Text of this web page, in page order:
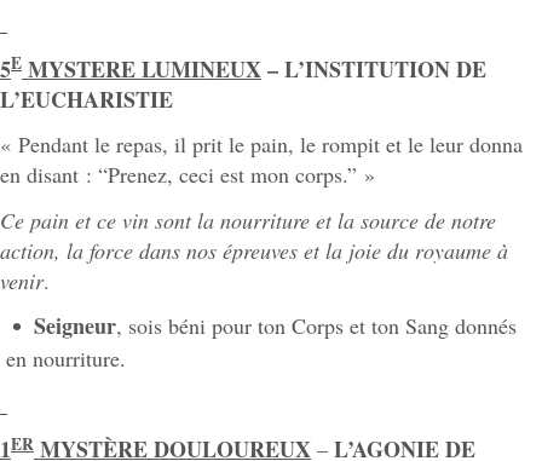
5E MYSTERE LUMINEUX– L’INSTITUTION DE
L’EUCHARISTIE
« Pendant le repas, il prit le pain, le rompit et le leur donna
en disant : “Prenez, ceci est mon corps.” »
Ce pain et ce vin sont la nourriture et la source de notre
action, la force dans nos épreuves et la joie du royaume à
venir.
Seigneur, sois béni pour ton Corps et ton Sang donnés
en nourriture.
1ER MYSTÈRE DOULOUREUX – L’AGONIE DE